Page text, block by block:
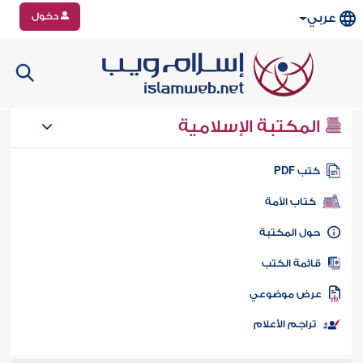
عربي دخول
المكتبة الإسلامية
كتب PDF
كتاب الأمة
المكتبة
الكتب
موضوعي